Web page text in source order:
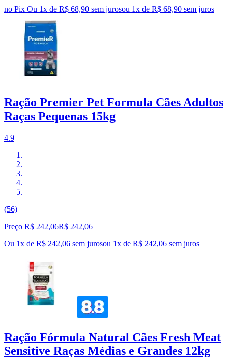
no Pix Ou 1x de R$ 68,90 sem jurosou 1x de R$ 68,90 sem juros
Ração Premier Pet Formula Cães Adultos
Raças Pequenas 15kg
4.9
(56)
Preço R$ 242,06R$ 242,06
Ou 1x de R$ 242,06 sem jurosou 1x de R$ 242,06 sem juros
Ração Fórmula Natural Cães Fresh Meat
Sensitive Raças Médias e Grandes 12kg